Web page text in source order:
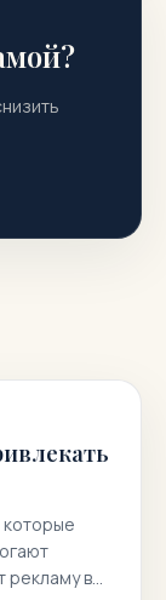
которые
рекламу в